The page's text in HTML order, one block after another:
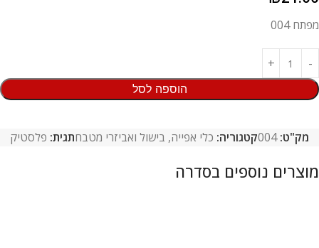
מפתח 004
הוספה לסל
מק"ט:004קטגוריה: כלי אפייה, בישול ואביזרי מטבחתגית: פלסטיק